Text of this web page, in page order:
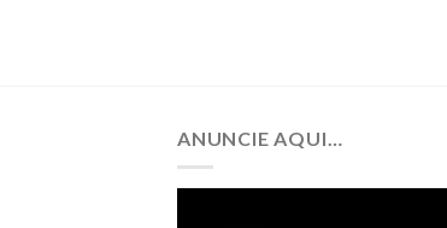
ANUNCIE AQUI…